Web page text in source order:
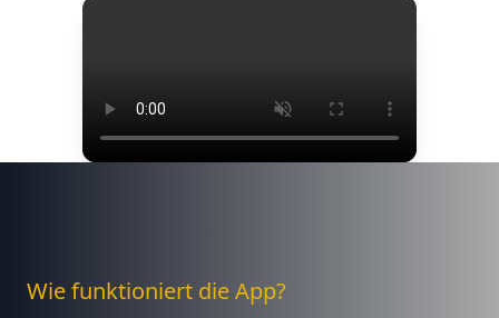
Wie funktioniert die App?